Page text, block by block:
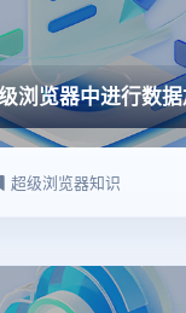
浏览器中进行数
超级浏览器知识